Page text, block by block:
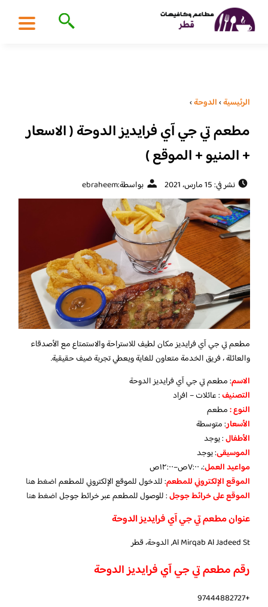
الرئيسية›الدوحة›
مطعم تي جي آي فرايديز الدوحة ( الاسعار
+ المنيو + الموقع )
نشر في: 15 مارس، 2021 بواسطة:ebraheem
مطعم تي جي آي فرايديز مكان لطيف للاستراحة والاستمتاع مع الأصدقاء
والعائلة ، فريق الخدمة متعاون للغاية ويعطي تجربة ضيف حقيقية.
الاسم: مطعم تي جي آي فرايديز الدوحة
التصنيف: عائلات – افراد
النوع :مطعم
الأسعار:متوسطة
الأطفال:يوجد
الموسيقى:يوجد
مواعيد العمل:، ٧:٠٠ص–١٢:٠٠ص
الموقع الإلكتروني للمطعم: للدخول للموقع الإلكتروني للمطعماضغط هنا
الموقع على خرائط جوجل: للوصول للمطعم عبر خرائط جوجلاضغط هنا
عنوان مطعم تي جي آي فرايديز الدوحة
Al Mirqab Al Jadeed St, الدوحة، قطر
رقم مطعم تي جي آي فرايديز الدوحة
+97444882727